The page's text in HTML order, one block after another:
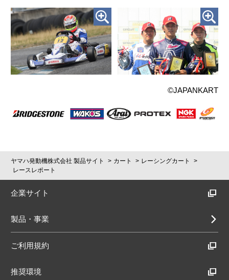
©JAPANKART
ヤマハ発動機株式会社 製品サイト カート
レーシングカート
レースレポート
企業サイト
製品・事業
ご利用規約
推奨環境